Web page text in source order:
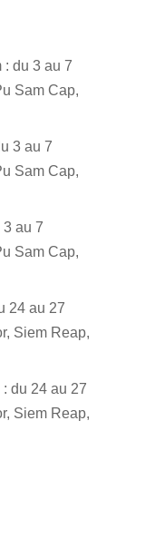
: du 3 au 7
Sam Cap,
3 au 7
Sam Cap,
3 au 7
Sam Cap,
24 au 27
Siem Reap,
du 24 au 27
Siem Reap,